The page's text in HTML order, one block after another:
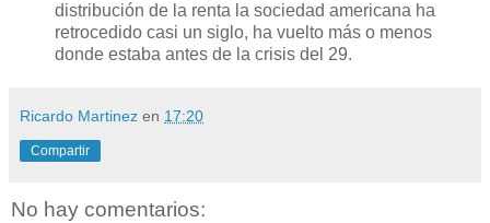
distribución de la renta la sociedad americana ha
retrocedido casi un siglo, ha vuelto más o menos
donde estaba antes de la crisis del 29.
Ricardo Martinez en 17:20
Compartir
No hay comentarios: